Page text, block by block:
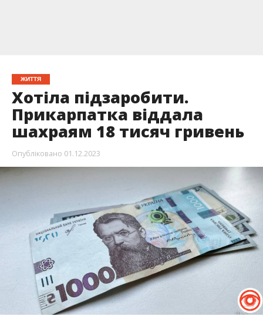
ЖИТТЯ
Хотіла підзаробити.
Прикарпатка віддала
шахраям 18 тисяч гривень
Опубліковано 01.12.2023